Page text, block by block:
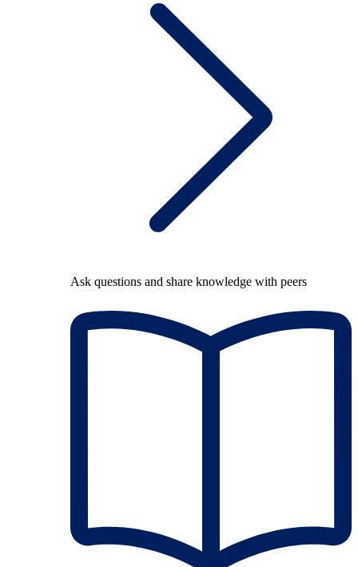
Ask questions and share knowledge with peers